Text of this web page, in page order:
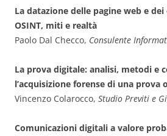
La datazione delle pagine web e
OSINT, miti e realtà
Paolo Dal Checco, Consulente
La prova digitale: analisi, metodi e
l’acquisizione forense di una prova
Vincenzo Colarocco, Studio Previti e
Comunicazioni digitali a valore